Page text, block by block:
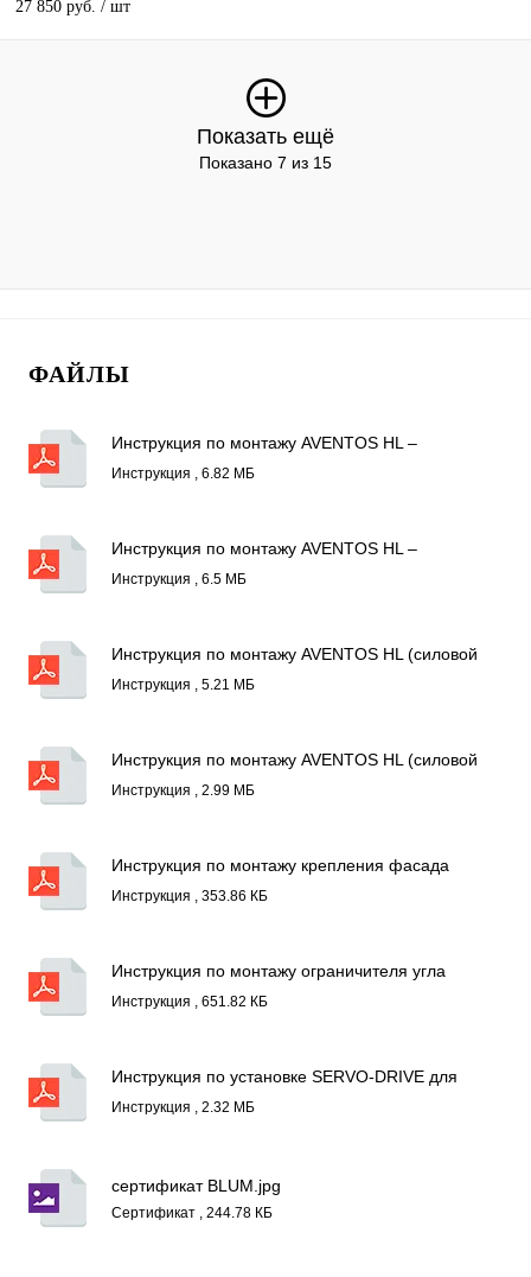
27 850 руб. / шт
Показать ещё
Показано 7 из 15
ФАЙЛЫ
Инструкция по монтажу AVENTOS HL –
специальные конструкции.pdf
Инструкция , 6.82 МБ
Инструкция по монтажу AVENTOS HL –
стандартные конструкции.pdf
Инструкция , 6.5 МБ
Инструкция по монтажу AVENTOS HL (силовой
механизм, пригодный для SERVO-DRIVE).pdf
Инструкция , 5.21 МБ
Инструкция по монтажу AVENTOS HL (силовой
механизм, пригодный для SERVO-DRIVE)2.pdf
Инструкция , 2.99 МБ
Инструкция по монтажу крепления фасада
под узкие алюминиевые рамки для AVENTOS
Инструкция , 353.86 КБ
Инструкция по монтажу ограничителя угла
открывания для AVENTOS HL.pdf
Инструкция , 651.82 КБ
Инструкция по установке SERVO-DRIVE для
AVENTOS.pdf
Инструкция , 2.32 МБ
сертификат BLUM.jpg
Сертификат , 244.78 КБ